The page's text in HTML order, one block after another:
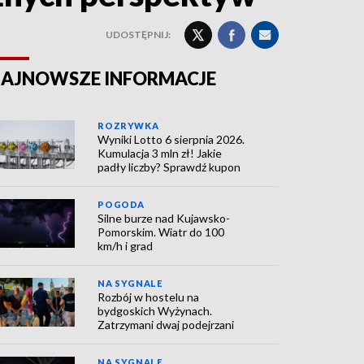
UDOSTĘPNIJ:
INFORMACJE
ROZRYWKA
Wyniki Lotto 6 sierpnia 2026.
Kumulacja 3 mln zł! Jakie
padły liczby? Sprawdź kupon
POGODA
Silne burze nad Kujawsko-
Pomorskim. Wiatr do 100
km/h i grad
NA SYGNALE
Rozbój w hostelu na
bydgoskich Wyżynach.
Zatrzymani dwaj podejrzani